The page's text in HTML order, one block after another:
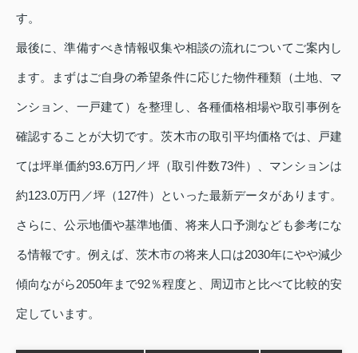
す。
最後に、準備すべき情報収集や相談の流れについてご案内し
ます。まずはご自身の希望条件に応じた物件種類（土地、マ
ンション、一戸建て）を整理し、各種価格相場や取引事例を
確認することが大切です。茨木市の取引平均価格では、戸建
ては坪単価約93.6万円／坪（取引件数73件）、マンションは
約123.0万円／坪（127件）といった最新データがあります。
さらに、公示地価や基準地価、将来人口予測なども参考にな
る情報です。例えば、茨木市の将来人口は2030年にやや減少
傾向ながら2050年まで92％程度と、周辺市と比べて比較的安
定しています。